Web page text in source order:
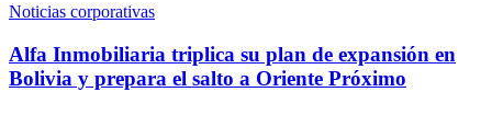
Noticias corporativas
Alfa Inmobiliaria triplica su plan de expansión en
Bolivia y prepara el salto a Oriente Próximo